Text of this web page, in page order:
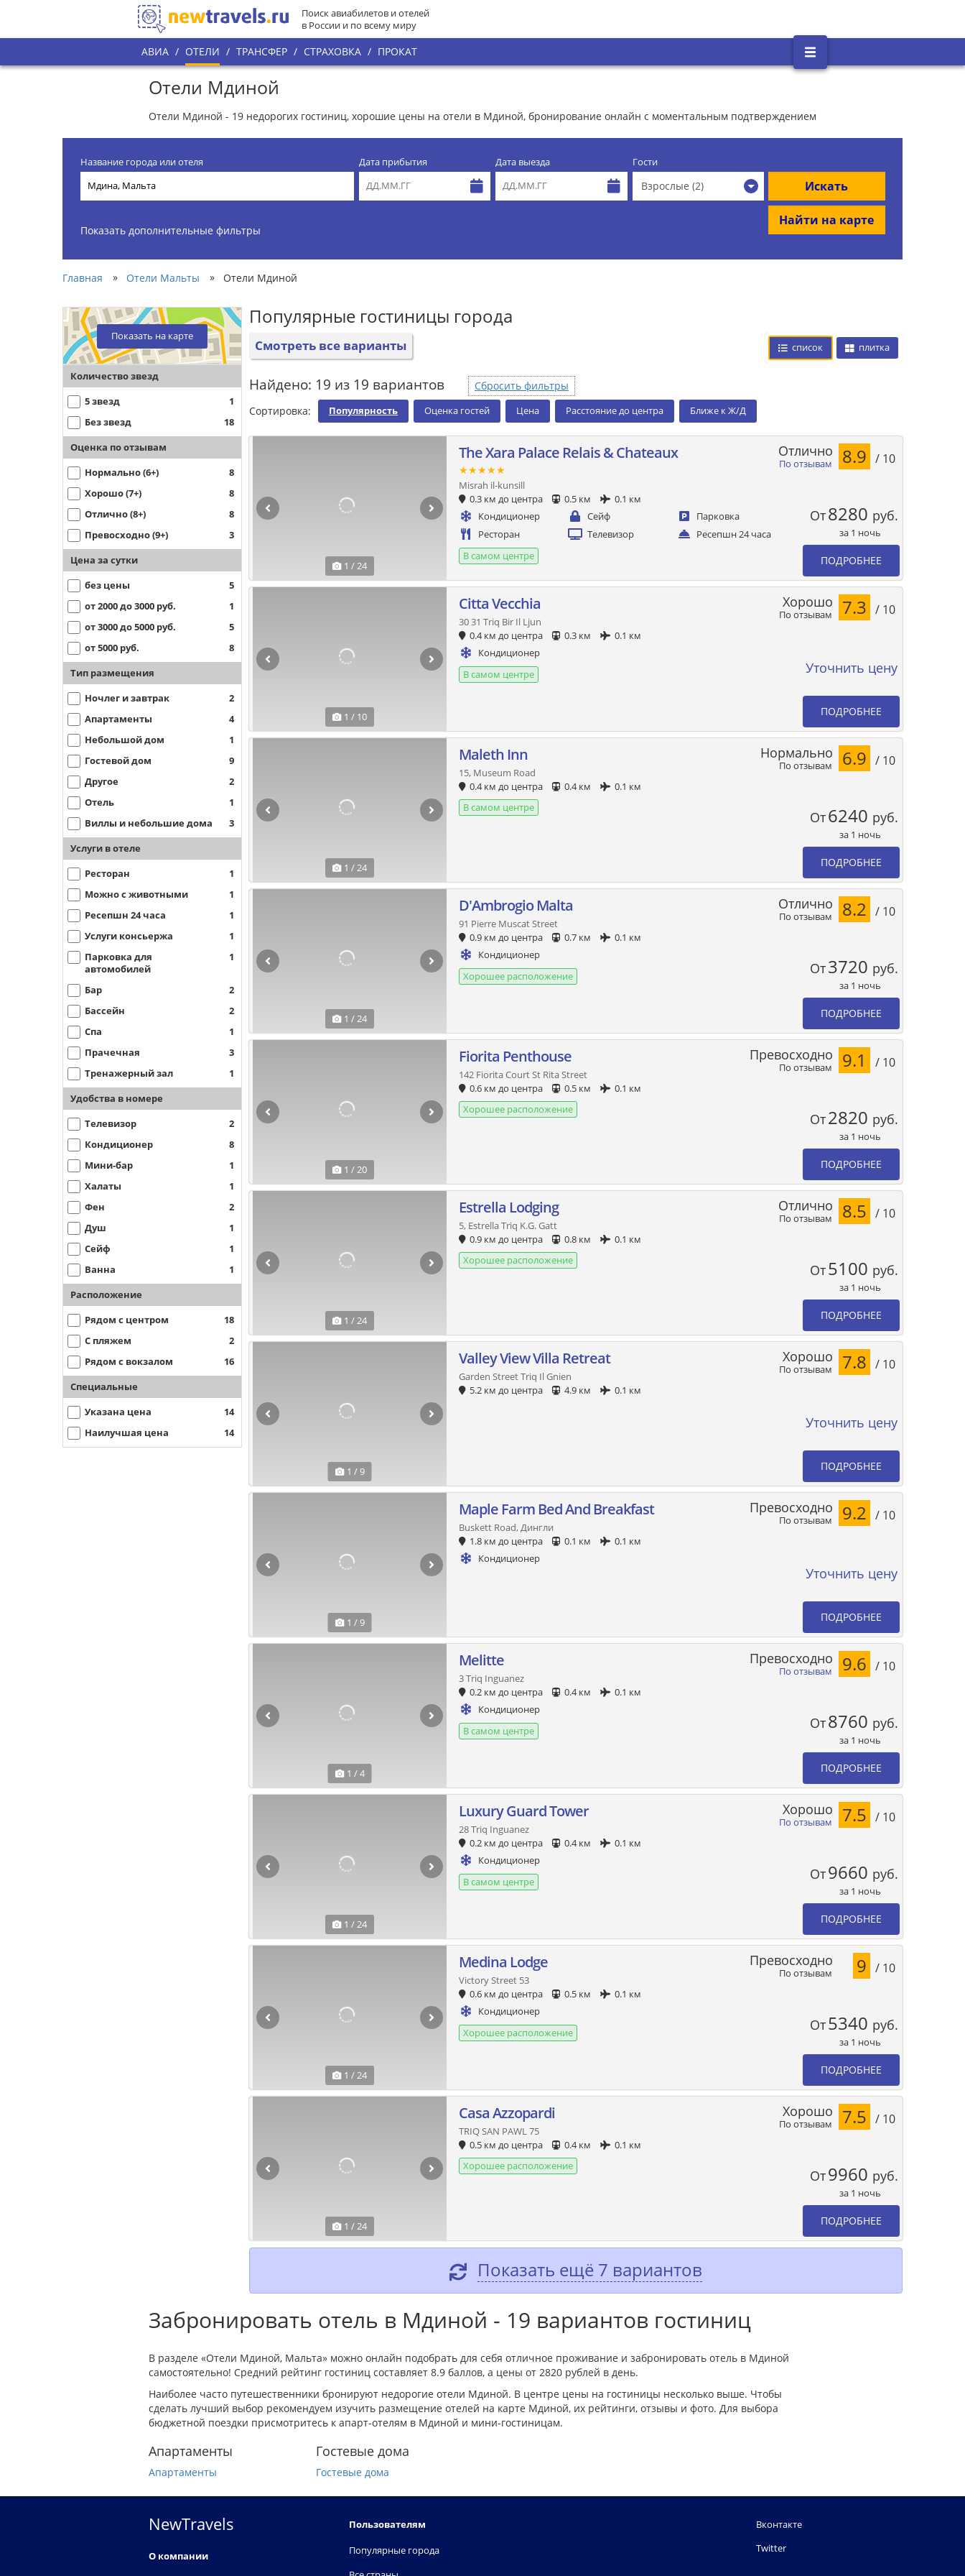
Поиск авиабилетов и отелей
в России и по всему миру
АВИА / ОТЕЛИ / ТРАНСФЕР / СТРАХОВКА / ПРОКАТ
Отели Мдиной
Отели Мдиной - 19 недорогих гостиниц, хорошие цены на отели в Мдиной, бронирование онлайн с моментальным подтверждением
Название города или отеля Дата прибытия Дата выезда Гости
Взрослые (2) Искать
Найти на карте
Показать дополнительные фильтры
Главная » Отели Мальты » Отели Мдиной
Показать на карте
Количество звезд
5 звезд
1
Без звезд
18
Оценка по отзывам
Нормально (6+)
8
Хорошо (7+)
8
Отлично (8+)
8
Превосходно (9+)
3
Цена за сутки
без цены
5
от 2000 до 3000 руб.
1
от 3000 до 5000 руб.
5
от 5000 руб.
8
Тип размещения
Ночлег и завтрак
2
Апартаменты
4
Небольшой дом
1
Гостевой дом
9
Другое
2
Отель
1
Виллы и небольшие дома
3
Услуги в отеле
Ресторан
1
Можно с животными
1
Ресепшн 24 часа
1
Услуги консьержа
1
Парковка для
автомобилей
1
Бар
2
Бассейн
2
Спа
1
Прачечная
3
Тренажерный зал
1
Удобства в номере
Телевизор
2
Кондиционер
8
Мини-бар
1
Халаты
1
Фен
2
Душ
1
Сейф
1
Ванна
1
Расположение
Рядом с центром
18
С пляжем
2
Рядом с вокзалом
16
Специальные
Указана цена
14
Наилучшая цена
14
Популярные гостиницы города
Смотреть все варианты список плитка
Найдено: 19 из 19 вариантов
Сбросить фильтры
Сортировка:
Популярность Оценка гостей Цена Расстояние до центра Ближе к Ж/Д
1 / 24
The Xara Palace Relais & Chateaux
★★★★★
Misrah il-kunsill
0.3 км до центра
0.5 км
0.1 км
Кондиционер
Сейф
Парковка
Ресторан
Телевизор
Ресепшн 24 часа
В самом центре
По отзывам
Отлично 8.9 / 10
От8280 руб.
за 1 ночь
ПОДРОБНЕЕ
1 / 10
Citta Vecchia
30 31 Triq Bir Il Ljun
0.4 км до центра
0.3 км
0.1 км
Кондиционер
В самом центре
По отзывам
Хорошо 7.3 / 10
Уточнить цену
ПОДРОБНЕЕ
1 / 24
Maleth Inn
15, Museum Road
0.4 км до центра
0.4 км
0.1 км
В самом центре
По отзывам
Нормально 6.9 / 10
От6240 руб.
за 1 ночь
ПОДРОБНЕЕ
1 / 24
D'Ambrogio Malta
91 Pierre Muscat Street
0.9 км до центра
0.7 км
0.1 км
Кондиционер
Хорошее расположение
По отзывам
Отлично 8.2 / 10
От3720 руб.
за 1 ночь
ПОДРОБНЕЕ
1 / 20
Fiorita Penthouse
142 Fiorita Court St Rita Street
0.6 км до центра
0.5 км
0.1 км
Хорошее расположение
По отзывам
Превосходно 9.1 / 10
От2820 руб.
за 1 ночь
ПОДРОБНЕЕ
1 / 24
Estrella Lodging
5, Estrella Triq K.G. Gatt
0.9 км до центра
0.8 км
0.1 км
Хорошее расположение
По отзывам
Отлично 8.5 / 10
От5100 руб.
за 1 ночь
ПОДРОБНЕЕ
1 / 9
Valley View Villa Retreat
Garden Street Triq Il Gnien
5.2 км до центра
4.9 км 0.1 км
По отзывам
Хорошо 7.8 / 10
Уточнить цену
ПОДРОБНЕЕ
1 / 9
Maple Farm Bed And Breakfast
Buskett Road, Дингли
1.8 км до центра
0.1 км
0.1 км
Кондиционер
По отзывам
Превосходно 9.2 / 10
Уточнить цену
ПОДРОБНЕЕ
1 / 4
Melitte
3 Triq Inguanez
0.2 км до центра
0.4 км
0.1 км
Кондиционер
В самом центре
По отзывам
Превосходно 9.6 / 10
От8760 руб.
за 1 ночь
ПОДРОБНЕЕ
1 / 24
Luxury Guard Tower
28 Triq Inguanez
0.2 км до центра
0.4 км
0.1 км
Кондиционер
В самом центре
По отзывам
Хорошо 7.5 / 10
От9660 руб.
за 1 ночь
ПОДРОБНЕЕ
1 / 24
Medina Lodge
Victory Street 53
0.6 км до центра
0.5 км
0.1 км
Кондиционер
Хорошее расположение
По отзывам
Превосходно 9 / 10
От5340 руб.
за 1 ночь
ПОДРОБНЕЕ
1 / 24
Casa Azzopardi
TRIQ SAN PAWL 75
0.5 км до центра
0.4 км
0.1 км
Хорошее расположение
По отзывам
Хорошо 7.5 / 10
От9960 руб.
за 1 ночь
ПОДРОБНЕЕ
Показать ещё 7 вариантов
Забронировать отель в Мдиной - 19 вариантов гостиниц
В разделе «Отели Мдиной, Мальта» можно онлайн подобрать для себя отличное проживание и забронировать отель в Мдиной
самостоятельно! Средний рейтинг гостиниц составляет 8.9 баллов, а цены от 2820 рублей в день.
Наиболее часто путешественники бронируют недорогие отели Мдиной. В центре цены на гостиницы несколько выше. Чтобы
сделать лучший выбор рекомендуем изучить размещение отелей на карте Мдиной, их рейтинги, отзывы и фото. Для выбора
бюджетной поездки присмотритесь к апарт-отелям в Мдиной и мини-гостиницам.
Апартаменты
Апартаменты
Гостевые дома
Гостевые дома
NewTravels
О компании
Пользователям
Популярные города
Вконтакте
Twitter